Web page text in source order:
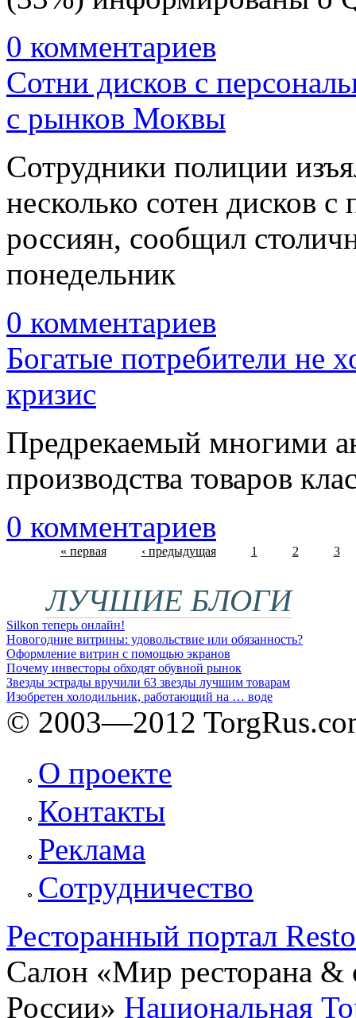
0 комментариев
Сотни дисков с
с рынков Моквы
Сотрудники полиции
несколько сотен дисков
россиян, сообщил
понедельник
0 комментариев
Богатые потребители не
кризис
Предрекаемый многими
производства товаров
0 комментариев
« первая ‹ предыдущая 1 2 3
ЛУЧШИЕ БЛОГИ
Silkon теперь онлайн!
Новогодние витрины: удовольствие или обязанность?
Оформление витрин с помощью экранов
Почему инвесторы обходят обувной рынок
Звезды эстрады вручили 63 звезды лучшим товарам
Изобретен холодильник, работающий на … воде
© 2003—2012
О проекте
Контакты
Реклама
Сотрудничество
Ресторанный портал
Салон «Мир ресторана &
России» Национальная